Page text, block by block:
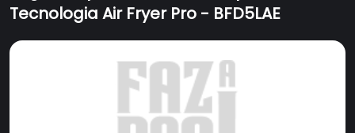
Tecnologia Air Fryer Pro - BFD5LAE